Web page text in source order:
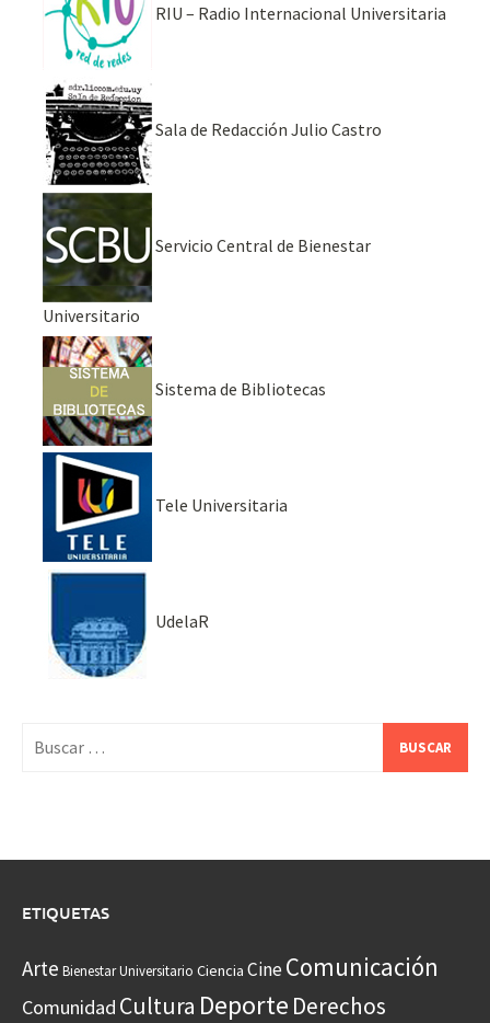
RIU – Radio Internacional Universitaria
Sala de Redacción Julio Castro
Servicio Central de Bienestar
Universitario
Sistema de Bibliotecas
Tele Universitaria
UdelaR
ETIQUETAS
Arte Bienestar Universitario Ciencia CineComunicación
Comunidad Cultura Deporte Derechos